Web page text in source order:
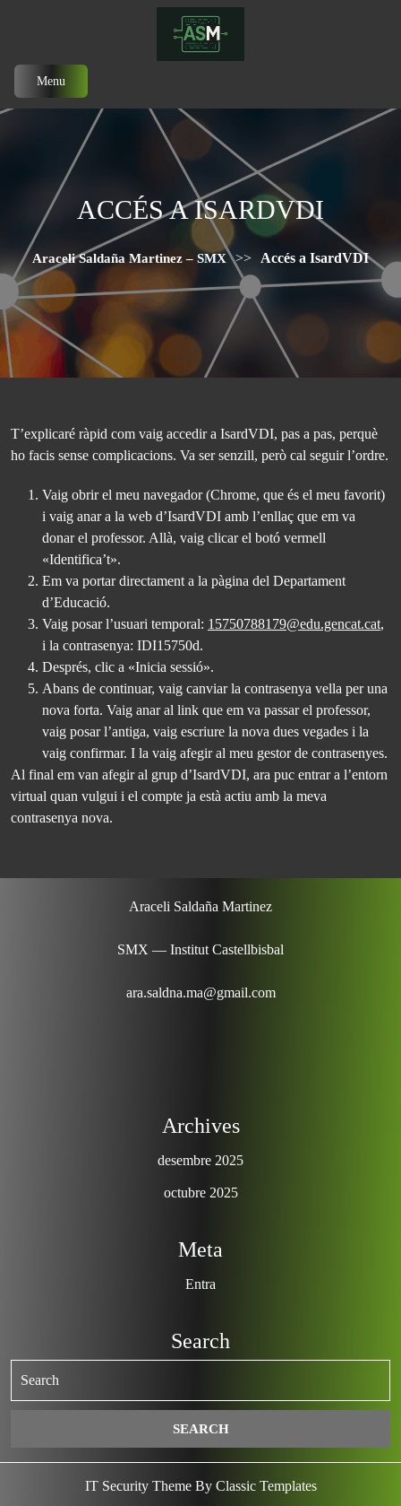
Menu
ACCÉS A ISARDVDI
Araceli Saldaña Martinez – SMX >> Accés a IsardVDI
T’explicaré ràpid com vaig accedir a IsardVDI, pas a pas, perquè
ho facis sense complicacions. Va ser senzill, però cal seguir l’ordre.
Vaig obrir el meu navegador (Chrome, que és el meu favorit)
i vaig anar a la web d’IsardVDI amb l’enllaç que em va
donar el professor. Allà, vaig clicar el botó vermell
«Identifica’t».
Em va portar directament a la pàgina del Departament
d’Educació.
Vaig posar l’usuari temporal: 15750788179@edu.gencat.cat,
i la contrasenya: IDI15750d.
Després, clic a «Inicia sessió».
Abans de continuar, vaig canviar la contrasenya vella per una
nova forta. Vaig anar al link que em va passar el professor,
vaig posar l’antiga, vaig escriure la nova dues vegades i la
vaig confirmar. I la vaig afegir al meu gestor de contrasenyes.
Al final em van afegir al grup d’IsardVDI, ara puc entrar a l’entorn
virtual quan vulgui i el compte ja està actiu amb la meva
contrasenya nova.
Araceli Saldaña Martinez
SMX — Institut Castellbisbal
ara.saldna.ma@gmail.com
Archives
desembre 2025
octubre 2025
Meta
Entra
Search
IT Security Theme By Classic Templates